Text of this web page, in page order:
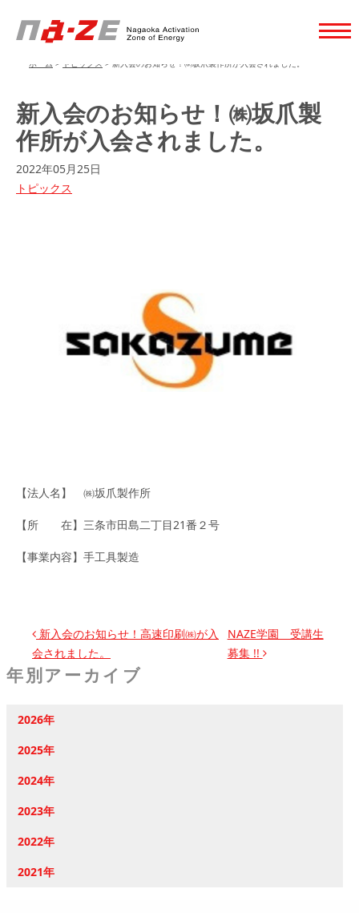
ホーム > トピックス > 新入会のお知らせ！㈱坂爪製作所が入会されました。
新入会のお知らせ！㈱坂爪製
作所が入会されました。
2022年05月25日
トピックス
【法人名】 ㈱坂爪製作所
【所 在】三条市田島二丁目21番２号
【事業内容】手工具製造
投稿ナビゲーション
新入会のお知らせ！高速印刷㈱が入
会されました。
NAZE学園 受講生
募集 !!
年別アーカイブ
2026年
2025年
2024年
2023年
2022年
2021年